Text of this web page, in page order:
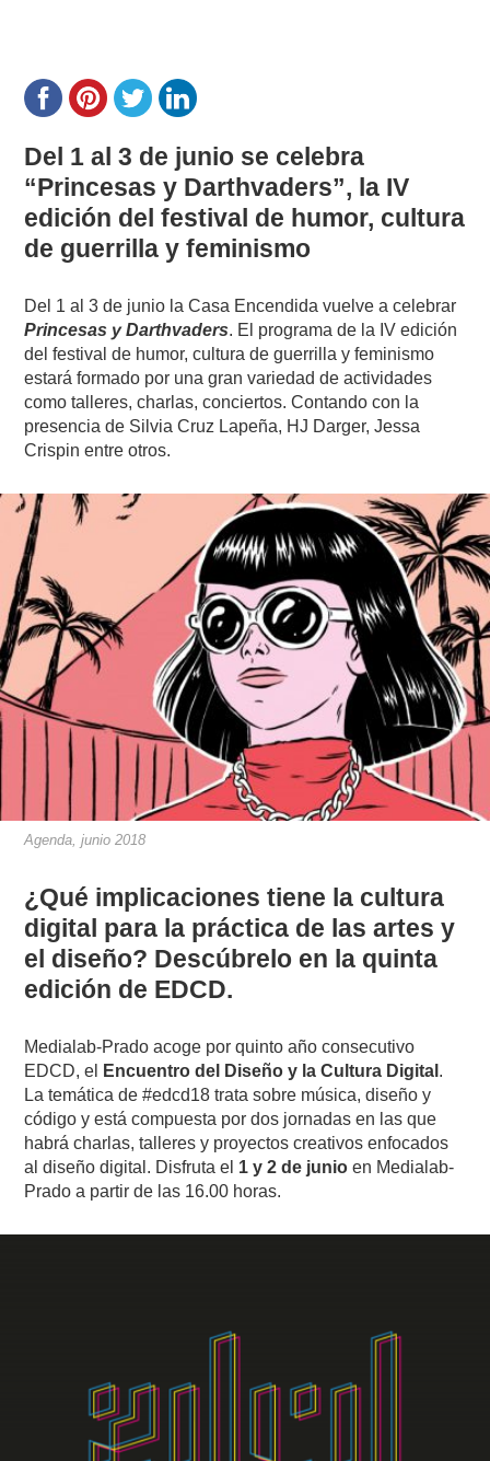
Del 1 al 3 de junio se celebra
“Princesas y Darthvaders”, la IV
edición del festival de humor, cultura
de guerrilla y feminismo
Del 1 al 3 de junio la Casa Encendida vuelve a celebrar
Princesas y Darthvaders. El programa de la IV edición
del festival de humor, cultura de guerrilla y feminismo
estará formado por una gran variedad de actividades
como talleres, charlas, conciertos. Contando con la
presencia de Silvia Cruz Lapeña, HJ Darger, Jessa
Crispin entre otros.
Agenda, junio 2018
¿Qué implicaciones tiene la cultura
digital para la práctica de las artes y
el diseño? Descúbrelo en la quinta
edición de EDCD.
Medialab-Prado acoge por quinto año consecutivo
EDCD, el
Encuentro del Diseño y la Cultura Digital .
La temática de #edcd18 trata sobre música, diseño y
código y está compuesta por dos jornadas en las que
habrá charlas, talleres y proyectos creativos enfocados
al diseño digital. Disfruta el 1 y 2 de junio en Medialab-
Prado a partir de las 16.00 horas.